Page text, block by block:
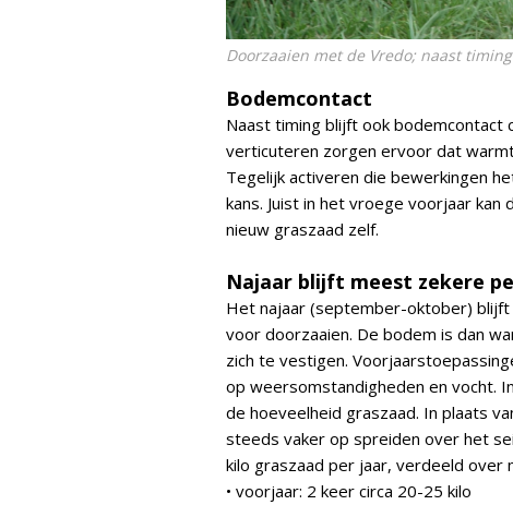
Doorzaaien met de Vredo; naast
Bodemcontact
Naast timing blijft ook bodemcontact
verticuteren zorgen ervoor dat
Tegelijk activeren die bewerkingen
kans. Juist in het vroege voorjaar
nieuw graszaad zelf.
Najaar blijft meest zekere
Het najaar (september-oktober)
voor doorzaaien. De bodem is dan
zich te vestigen.
op weersomstandigheden en vocht.
de hoeveelheid graszaad. In plaats
steeds vaker op spreiden over het
kilo graszaad per jaar, verdeeld over
• voorjaar: 2 keer circa 20-25 kilo